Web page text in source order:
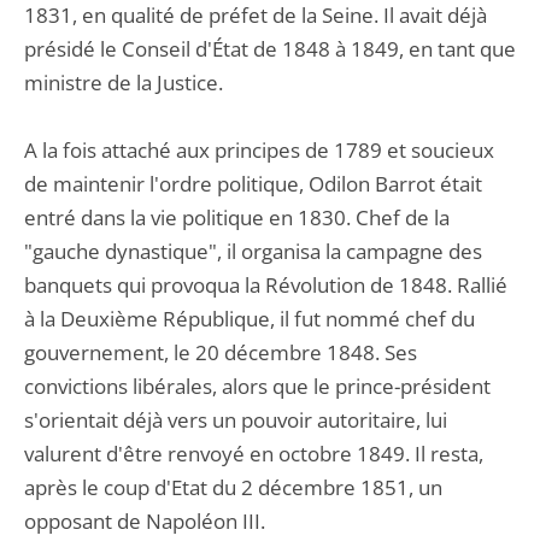
1831, en qualité de préfet de la Seine. Il avait déjà
présidé le Conseil d'État de 1848 à 1849, en tant que
ministre de la Justice.
A la fois attaché aux principes de 1789 et soucieux
de maintenir l'ordre politique, Odilon Barrot était
entré dans la vie politique en 1830. Chef de la
"gauche dynastique", il organisa la campagne des
banquets qui provoqua la Révolution de 1848. Rallié
à la Deuxième République, il fut nommé chef du
gouvernement, le 20 décembre 1848. Ses
convictions libérales, alors que le prince-président
s'orientait déjà vers un pouvoir autoritaire, lui
valurent d'être renvoyé en octobre 1849. Il resta,
après le coup d'Etat du 2 décembre 1851, un
opposant de Napoléon III.